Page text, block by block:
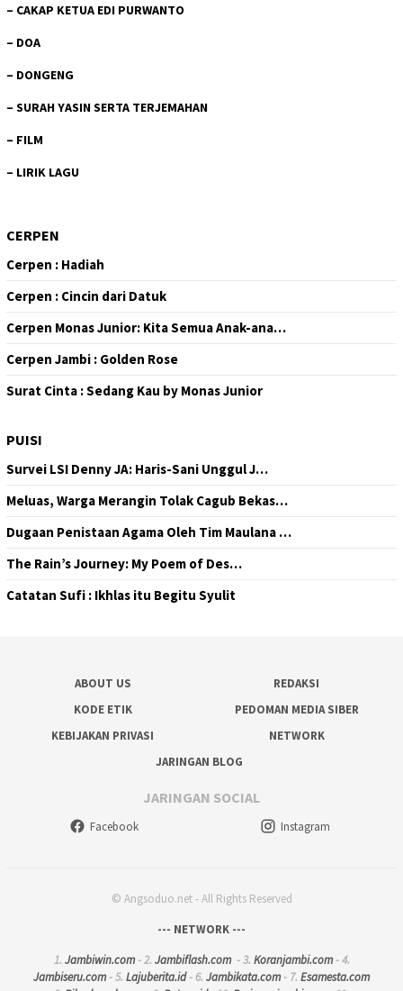
– CAKAP KETUA EDI PURWANTO
– DOA
– DONGENG
– SURAH YASIN SERTA TERJEMAHAN
– FILM
– LIRIK LAGU
CERPEN
Cerpen : Hadiah
Cerpen : Cincin dari Datuk
Cerpen Monas Junior: Kita Semua Anak-ana…
Cerpen Jambi : Golden Rose
Surat Cinta : Sedang Kau by Monas Junior
PUISI
Survei LSI Denny JA: Haris-Sani Unggul J…
Meluas, Warga Merangin Tolak Cagub Bekas…
Dugaan Penistaan Agama Oleh Tim Maulana …
The Rain’s Journey: My Poem of Des…
Catatan Sufi : Ikhlas itu Begitu Syulit
ABOUT US
REDAKSI
KODE ETIK
PEDOMAN MEDIA SIBER
KEBIJAKAN PRIVASI
NETWORK
JARINGAN BLOG
JARINGAN SOCIAL
Facebook Instagram
© Angsoduo.net - All Rights Reserved
--- NETWORK ---
1. Jambiwin.com- 2. Jambiflash.com- 3. Koranjambi.com- 4.
Jambiseru.com- 5. Lajuberita.id- 6. Jambikata.com- 7. Esamesta.com